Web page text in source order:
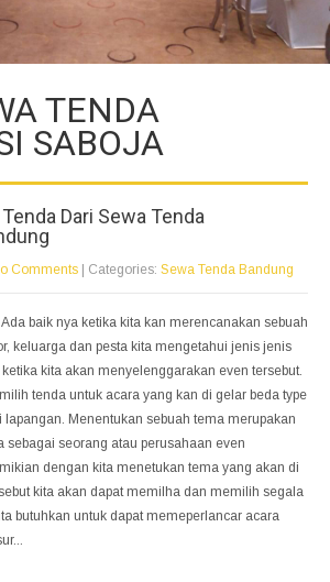
TENDA
SABOJA
Dari Sewa Tenda
Comments | Categories: Sewa Tenda Bandung
baik nya ketika kita kan merencanakan sebuah
keluarga dan pesta kita mengetahui jenis jenis
kita akan menyelenggarakan even tersebut.
tenda untuk acara yang kan di gelar beda type
Menentukan sebuah tema merupakan
sebagai seorang atau perusahaan even
dengan kita menetukan tema yang akan di
kita akan dapat memilha dan memilih segala
butuhkan untuk dapat memeperlancar acara